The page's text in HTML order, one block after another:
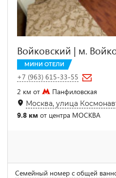
Войковский | м.
МИНИ ОТЕЛИ
+7 (963) 615-33-55
2 км от
Панфиловская
Москва, улица
9.8 км от центра МОСКВА
Семейный номер с общей